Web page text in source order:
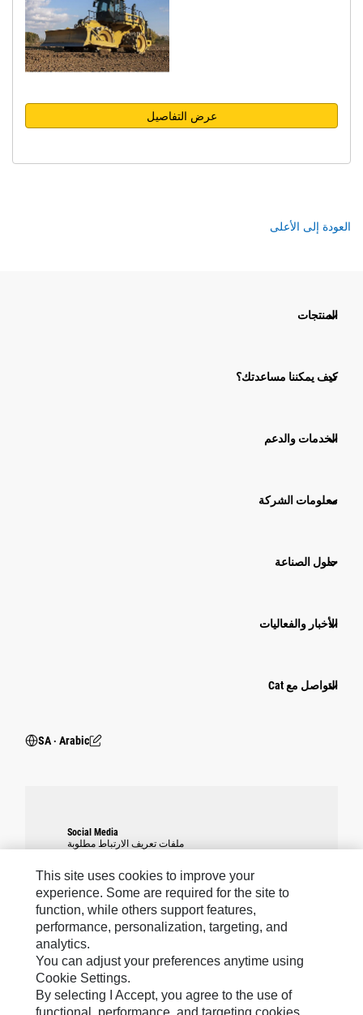
عرض التفاصيل
العودة إلى الأعلى
المنتجات
كيف يمكننا مساعدتك؟
الخدمات والدعم
معلومات الشركة
حلول الصناعة
الأخبار والفعاليات
التواصل مع Cat
SA ‧ Arabic
Social Media
ملفات تعريف الارتباط مطلوبة
استخدام ملفات تعريف الارتباط الخاصة
بالاستهداف والأداء وملفات تعريف الارتباط
تعريٝ الارتباطThis site uses cookies to improve your
experience. Some are required for the site to
function, while others support features,
performance, personalization, targeting, and
analytics.
You can adjust your preferences anytime using
Cookie Settings.
By selecting I Accept, you agree to the use of
functional, performance, and targeting cookies.